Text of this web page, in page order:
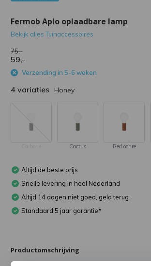
Fermob Aplo oplaadbare lamp
Bekijk alles Tuinaccessoires
75,-
59,-
Verzending in 5-6 weken
4 variaties Honey
Cactus Red ochre
Altijd de beste prijs
Snelle levering in heel Nederland
Altijd 14 dagen niet goed, geld terug
Standaard 5 jaar garantie*
Productomschrijving